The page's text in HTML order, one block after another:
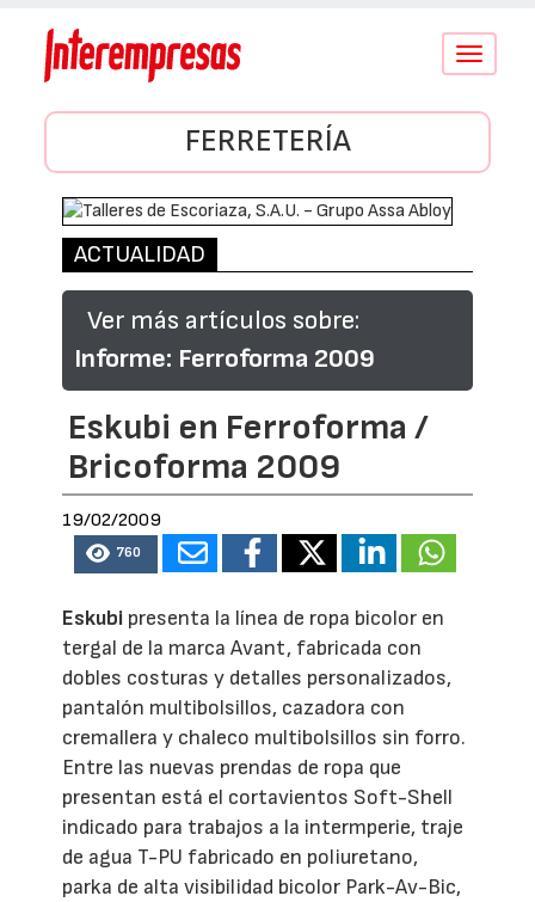
Conmutar
FERRETERÍA
ACTUALIDAD
Ver más artículos sobre:
Informe: Ferroforma 2009
Eskubi en Ferroforma /
Bricoforma 2009
19/02/2009
760
Eskubi presenta la línea de ropa bicolor en
tergal de la marca Avant, fabricada con
dobles costuras y detalles personalizados,
pantalón multibolsillos, cazadora con
cremallera y chaleco multibolsillos sin forro.
Entre las nuevas prendas de ropa que
presentan está el cortavientos Soft-Shell
indicado para trabajos a la intermperie, traje
de agua T-PU fabricado en poliuretano,
parka de alta visibilidad bicolor Park-Av-Bic,